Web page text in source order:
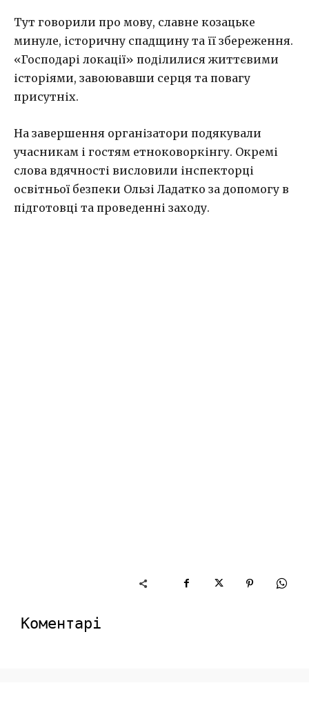
Тут говорили про мову, славне козацьке
минуле, історичну спадщину та її збереження.
«Господарі локації» поділилися життєвими
історіями, завоювавши серця та повагу
присутніх.
На завершення організатори подякували
учасникам і гостям етноковоркінгу. Окремі
слова вдячності висловили інспекторці
освітньої безпеки Ользі Ладатко за допомогу в
підготовці та проведенні заходу.
Коментарі